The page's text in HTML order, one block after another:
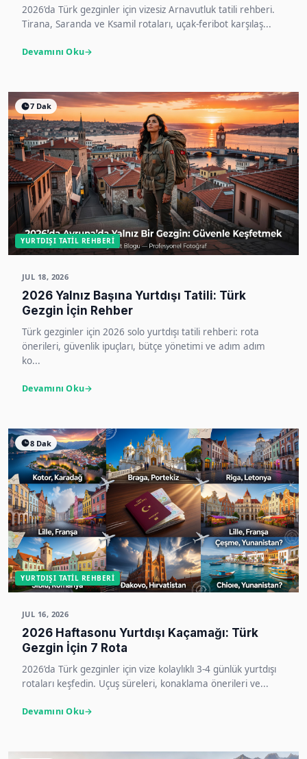
2026’da Türk gezginler için vizesiz Arnavutluk tatili rehberi.
Tirana, Saranda ve Ksamil rotaları, uçak-feribot karşılaş...
Devamını Oku
7 Dak
YURTDIŞI TATIL REHBERI
JUL 18, 2026
2026 Yalnız Başına Yurtdışı Tatili: Türk
Gezgin İçin Rehber
Türk gezginler için 2026 solo yurtdışı tatili rehberi: rota
önerileri, güvenlik ipuçları, bütçe yönetimi ve adım adım
ko...
Devamını Oku
8 Dak
YURTDIŞI TATIL REHBERI
JUL 16, 2026
2026 Haftasonu Yurtdışı Kaçamağı: Türk
Gezgin İçin 7 Rota
2026’da Türk gezginler için vize kolaylıklı 3-4 günlük yurtdışı
rotaları keşfedin. Uçuş süreleri, konaklama önerileri ve...
Devamını Oku